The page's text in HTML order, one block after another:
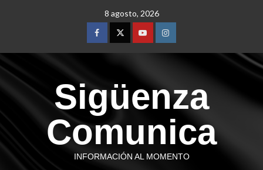
8 agosto, 2026
Sigüenza
Comunica
INFORMACIÓN AL MOMENTO